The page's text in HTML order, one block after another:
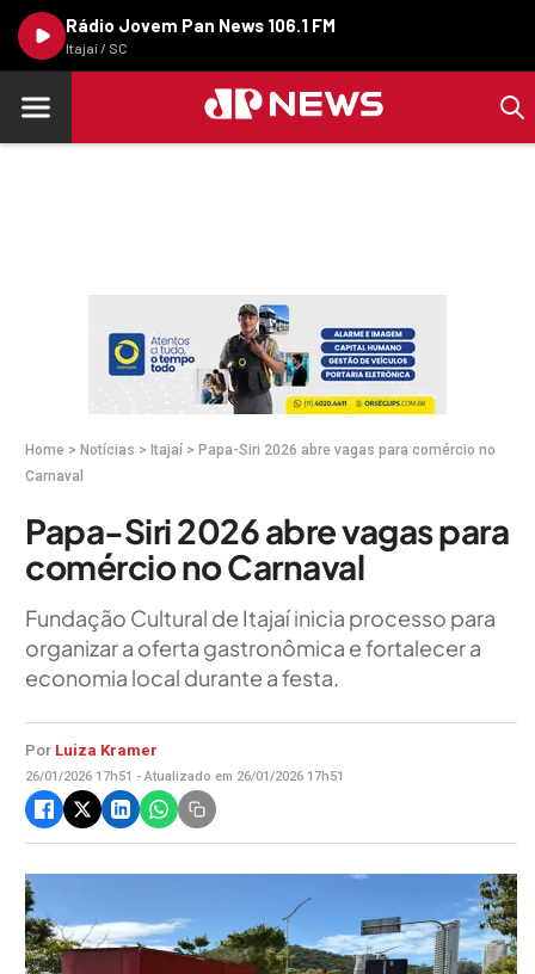
Rádio Jovem Pan News 106.1 FM
Itajaí / SC
Home > Notícias > Itajaí > Papa-Siri 2026 abre vagas para comércio no
Carnaval
Papa-Siri 2026 abre vagas para
comércio no Carnaval
Fundação Cultural de Itajaí inicia processo para
organizar a oferta gastronômica e fortalecer a
economia local durante a festa.
Por Luiza Kramer
26/01/2026 17h51 - Atualizado em 26/01/2026 17h51